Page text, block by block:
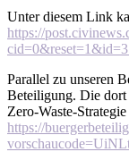
Unter diesem Link
https://
Parallel zu unseren
Beteiligung. Die dort
Zero-Waste-
https://